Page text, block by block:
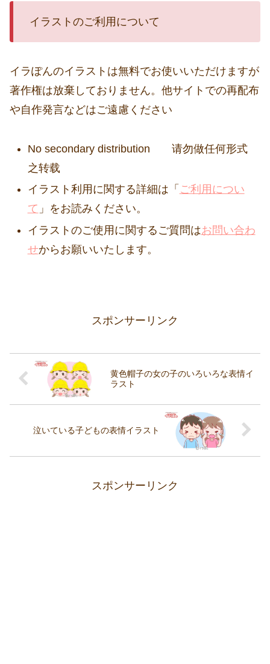
イラストのご利用について
イラぽんのイラストは無料でお使いいただけますが
著作権は放棄しておりません。他サイトでの再配布
や自作発言などはご遠慮ください
No secondary distribution 请勿做任何形式
之转载
イラスト利用に関する詳細は「 ご利用につい
て 」をお読みください。
イラストのご使用に関するご質問はお問い合わ
せからお願いいたします。
スポンサーリンク
黄色帽子の女の子のいろいろな表情イ
ラスト
泣いている子どもの表情イラスト
スポンサーリンク